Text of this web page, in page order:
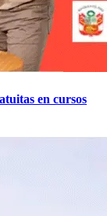
en cursos